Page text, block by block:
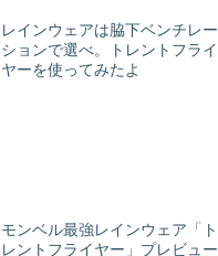
レインウェアは脇下ベンチレー
ションで選べ。トレントフライ
ヤーを使ってみたよ
モンベル最強レインウェア「ト
レントフライヤー」プレビュー